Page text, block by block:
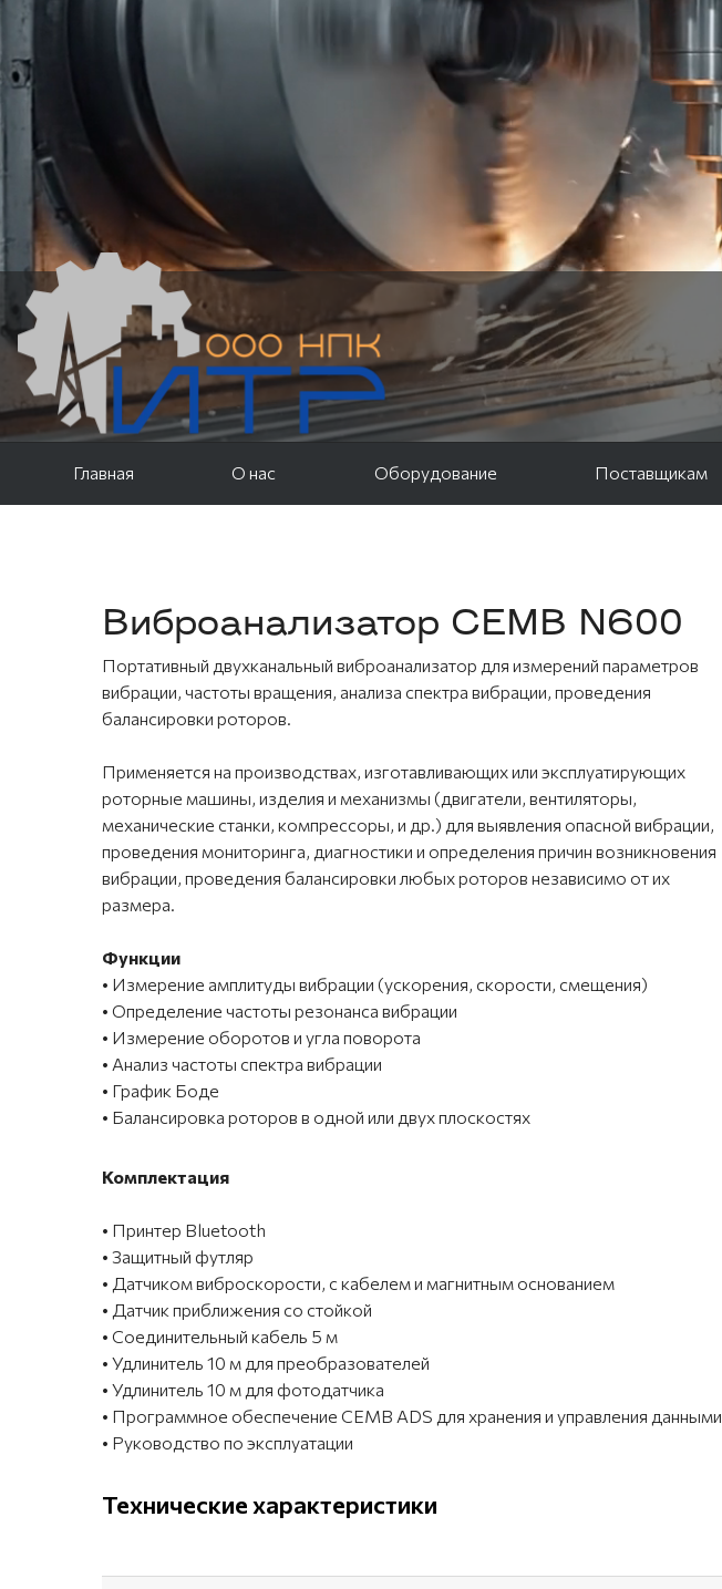
Главная О нас Оборудование Поставщикам
Виброанализатор CEMB N600
Портативный двухканальный виброанализатор для измерений параметров
вибрации, частоты вращения, анализа спектра вибрации, проведения
балансировки роторов.
Применяется на производствах, изготавливающих или эксплуатирующих
роторные машины, изделия и механизмы (двигатели, вентиляторы,
механические станки, компрессоры, и др.) для выявления опасной вибрации,
проведения мониторинга, диагностики и определения причин возникновения
вибрации, проведения балансировки любых роторов независимо от их
размера.
Функции
• Измерение амплитуды вибрации (ускорения, скорости, смещения)
• Определение частоты резонанса вибрации
• Измерение оборотов и угла поворота
• Анализ частоты спектра вибрации
• График Боде
• Балансировка роторов в одной или двух плоскостях
Комплектация
• Принтер Bluetooth
• Защитный футляр
• Датчиком виброскорости, с кабелем и магнитным основанием
• Датчик приближения со стойкой
• Соединительный кабель 5 м
• Удлинитель 10 м для преобразователей
• Удлинитель 10 м для фотодатчика
• Программное обеспечение CEMB ADS для хранения и управления данными
• Руководство по эксплуатации
Технические характеристики